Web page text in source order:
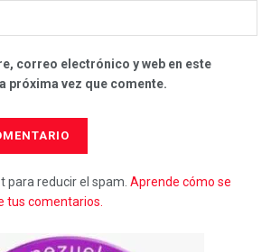
correo electrónico y web en este
próxima vez que comente.
para reducir el spam. Aprende cómo se
tus comentarios.